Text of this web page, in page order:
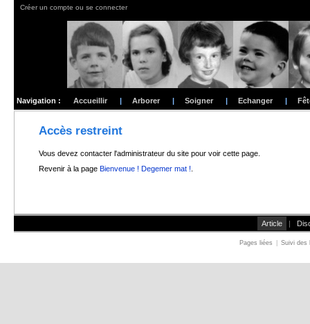
Créer un compte ou se connecter
Navigation : Accueillir | Arborer | Soigner | Echanger |
Accès restreint
Vous devez contacter l'administrateur du site pour voir cette page.
Revenir à la page Bienvenue ! Degemer mat !
Article |
Pages liées Suivi des